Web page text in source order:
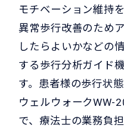
モチベーション維持
異常歩行改善のため
したらよいかなどの
する歩行分析ガイド
す。患者様の歩行状
ウェルウォークWW-
で、療法士の業務負